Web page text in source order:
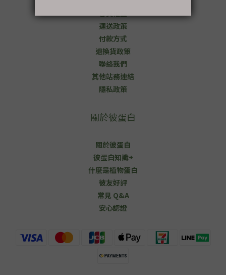
會員權益
運送政策
付款方式
退換貨政策
聯絡我們
其他站務連結
隱私政策
關於彼蛋白
關於彼蛋白
彼蛋白知識+
什麼是植物蛋白
彼友好評
常見 Q&A
安心認證